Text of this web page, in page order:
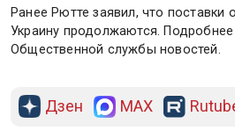
РЕКЛАМА
РЕКЛАМА
РЕКЛАМА
Ранее Рютте заявил, что
Украину продолжаются. Подробнее
Общественной службы новостей.
Дзен MAX